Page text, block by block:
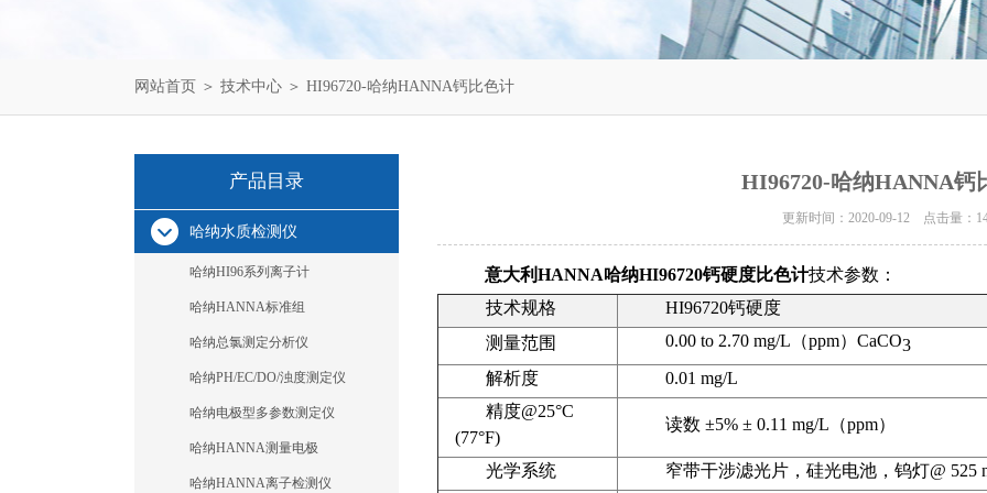
网站首页 ＞ 技术中心 ＞ HI96720-哈纳HANNA钙比色计
产品目录
哈纳水质检测仪
哈纳HI96系列离子计
哈纳HANNA标准组
哈纳总氯测定分析仪
哈纳PH/EC/DO/浊度测定仪
哈纳电极型多参数测定仪
哈纳HANNA测量电极
哈纳HANNA离子检测仪
HI96720-哈纳HANNA钙
更新时间：2020-09-12 点击量：
意大利HANNA哈纳HI96720钙硬度比色计技术参数：
技术规格
HI96720钙硬度
测量范围
0.00 to 2.70 mg/L （ppm） CaCO3
解析度
0.01 mg/L
精度@25°C
(77°F)
读数 ±5% ± 0.11 mg/L（ppm）
光学系统 窄带干涉滤光片，硅光电池，钨灯@ 525